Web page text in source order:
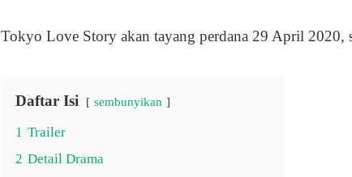
Tokyo Love Story akan tayang perdana 29 April 2020,
Daftar Isi sembunyikan
1 Trailer
2 Detail Drama